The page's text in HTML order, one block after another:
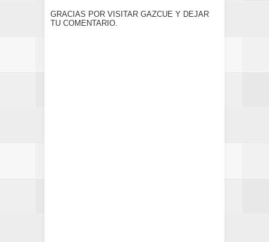
GRACIAS POR VISITAR GAZCUE Y DEJAR
TU COMENTARIO.